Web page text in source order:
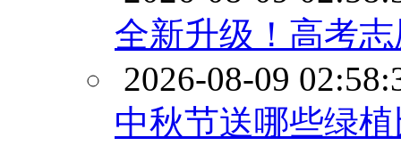
全新升级！高考
2026-08-09
中秋节送哪些绿